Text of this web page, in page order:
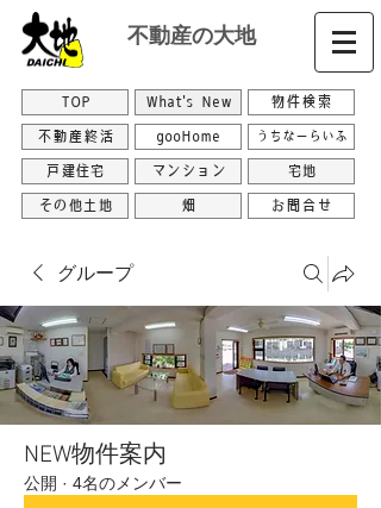
不動産の大地
TOP What's New 物件検索
不動産終活 gooHome うちなーらいふ
戸建住宅 マンション 宅地
その他土地 畑 お問合せ
グループ
NEW物件案内
公開 · 4名のメンバー